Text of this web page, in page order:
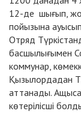
12-де шығып,
пойызына
Отряд
басшылығымен
коммунар,
Қызылордадан
аттанады.
көтерілісші